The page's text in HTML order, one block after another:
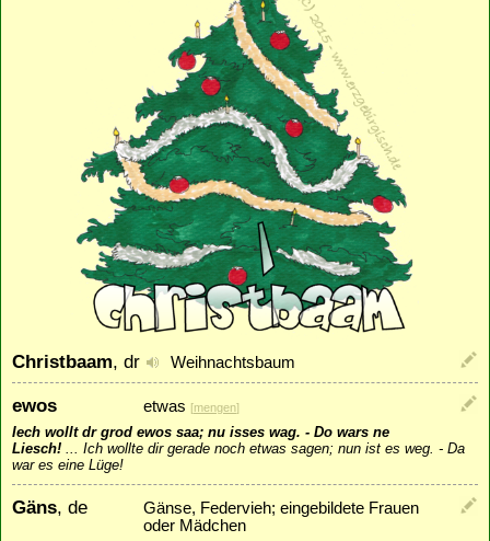
Christbaam, dr Weihnachtsbaum
ewos etwas [mengen]
Iech wollt dr grod ewos saa; nu isses wag. - Do wars ne
Liesch!
Ich wollte dir gerade noch etwas sagen; nun ist es weg. - Da
war es eine Lüge!
Gäns, de
Gänse, Federvieh; eingebildete Frauen
oder Mädchen